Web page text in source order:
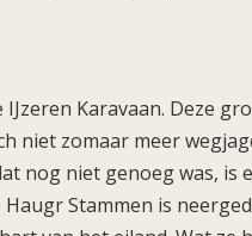
Karavaan. Deze
niet zomaar meer
nog niet genoeg was, is
Stammen is